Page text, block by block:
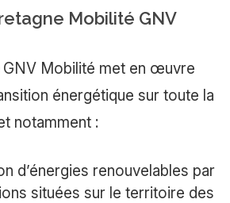
Mobilité GNV
GNV Mobilité met en œuvre
énergétique sur toute la
notamment :
d’énergies renouvelables par
situées sur le territoire des